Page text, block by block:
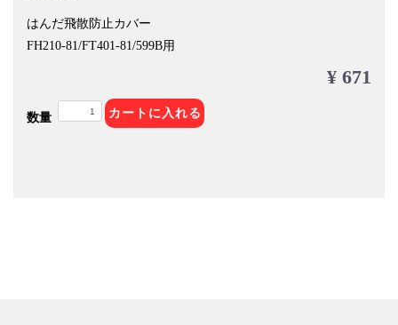
はんだ飛散防止カバー
FH210-81/FT401-81/599B用
¥ 671
数量 カートに入れる